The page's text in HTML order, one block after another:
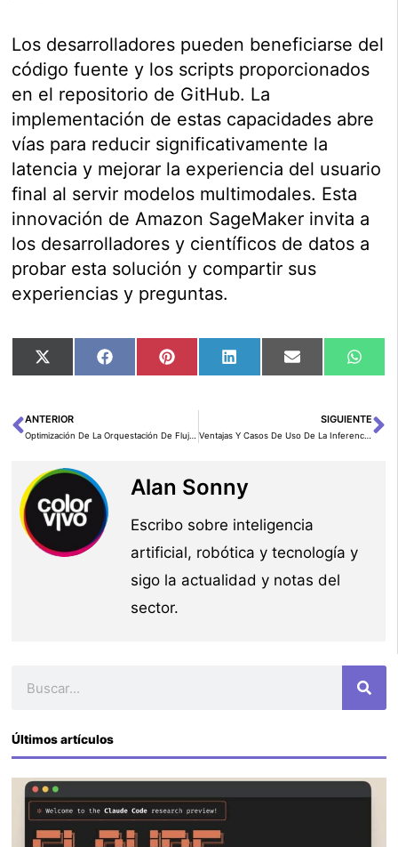
Los desarrolladores pueden beneficiarse del
código fuente y los scripts proporcionados
en el repositorio de GitHub. La
implementación de estas capacidades abre
vías para reducir significativamente la
latencia y mejorar la experiencia del usuario
final al servir modelos multimodales. Esta
innovación de Amazon SageMaker invita a
los desarrolladores y científicos de datos a
probar esta solución y compartir sus
experiencias y preguntas.
Compartir
en
X
Compartir
en
FacebookCompartir
en
PinterestCompartir
en
LinkedInCompartir
en
Email
en
Ant
ANTERIOR SIGUIENTE
Alan Sonny
Escribo sobre inteligencia
artificial, robótica y tecnología y
sigo la actualidad y notas del
sector.
Últimos artículos